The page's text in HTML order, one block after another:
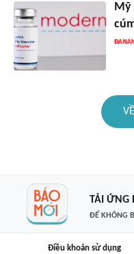
Mỹ
TẢI ỨNG
ĐỂ KHÔNG
Điều khoản sử dụng